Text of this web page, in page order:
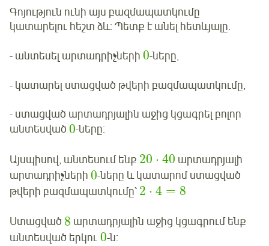
Գոյություն ունի այս բազմապատկումը
կատարելու հեշտ ձև: Պետք է անել հետևյալը.
- անտեսել արտադրիչների 0-ները,
- կատարել ստացված թվերի բազմապատկումը,
- ստացված արտադրյալին աջից կցագրել բոլոր
անտեսված 0-ները:
Այսպիսով, անտեսում ենք 20 ⋅ 40 արտադրյալի
արտադրիչների 0-ները և կատարոմ ստացված
թվերի բազմապատկումը՝ 2 ⋅ 4 = 8
Ստացված 8 արտադրյալին աջից կցագրում ենք
անտեսված երկու 0-ն: